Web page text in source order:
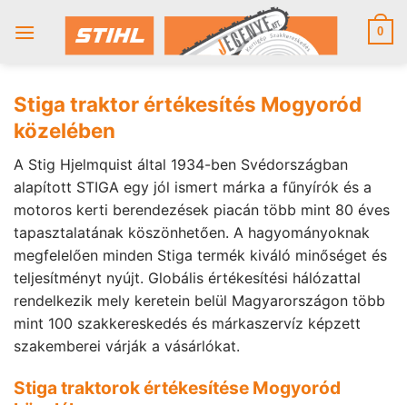
0
Stiga traktor értékesítés Mogyoród
közelében
A Stig Hjelmquist által 1934-ben Svédországban
alapított STIGA egy jól ismert márka a fűnyírók és a
motoros kerti berendezések piacán több mint 80 éves
tapasztalatának köszönhetően. A hagyományoknak
megfelelően minden Stiga termék kiváló minőséget és
teljesítményt nyújt. Globális értékesítési hálózattal
rendelkezik mely keretein belül Magyarországon több
mint 100 szakkereskedés és márkaszervíz képzett
szakemberei várják a vásárlókat.
Stiga traktorok értékesítése Mogyoród